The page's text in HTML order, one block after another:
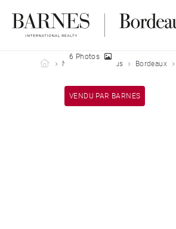
Barnes Bordeaux
Nos biens vendus Bordeaux
VENDU PAR BARNES
6 Photos